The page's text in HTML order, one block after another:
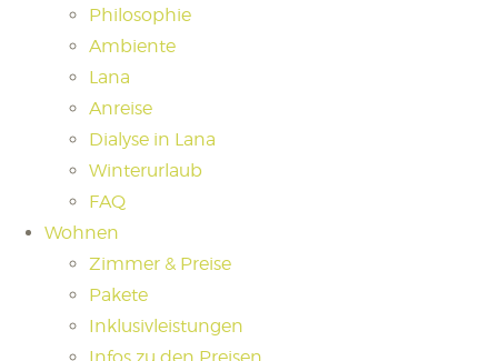
Philosophie
Ambiente
Lana
Anreise
Dialyse in Lana
Winterurlaub
FAQ
Wohnen
Zimmer & Preise
Pakete
Inklusivleistungen
Infos zu den Preisen